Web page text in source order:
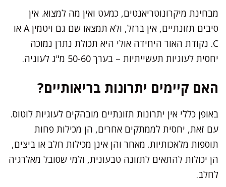
מבחינת מיקרונוטריאנטים, כמעט ואין מה למצוא. אין
סיבים תזונתיים, אין ברזל, ולא תמצאו שם גם ויטמין A או
C. נקודת האור היחידה אולי היא תכולת נתרן נמוכה
יחסית לעוגיות תעשייתיות – בערך 50-60 מ"ג לעוגיה.
האם קיימים יתרונות בריאותיים?
באופן כללי אין יתרונות תזונתיים מובהקים לעוגיות לוטוס.
עם זאת, יחסית לממתקים אחרים, הן מכילות פחות
תוספות מלאכותיות. מאחר והן אינן מכילות חלב או ביצים,
הן יכולות להתאים לתזונה טבעונית, ולמי שסובל מאלרגיה
לחלב.